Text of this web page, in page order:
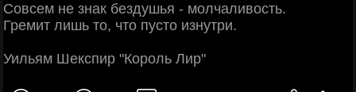
Совсем не знак бездушья - молчаливость.
Гремит лишь то, что пусто изнутри.
Уильям Шекспир "Король Лир"